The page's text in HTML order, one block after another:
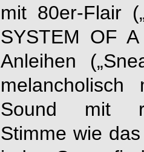
mit 80er-Flair
SYSTEM OF A
Anleihen
melancholisch
Sound mit
Stimme wie